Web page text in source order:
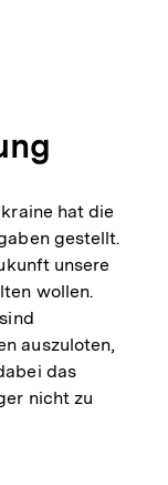
hat die
gestellt.
unsere
wollen.
auszuloten,
das
nicht zu